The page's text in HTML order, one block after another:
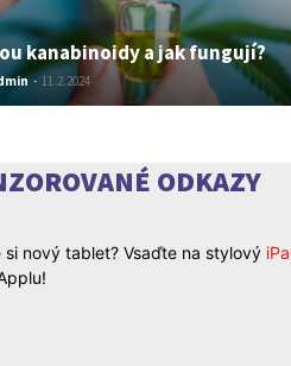
kanabinoidy a jak fungují?
- 11.2.2024
ODKAZY
si nový tablet? Vsaďte na stylový